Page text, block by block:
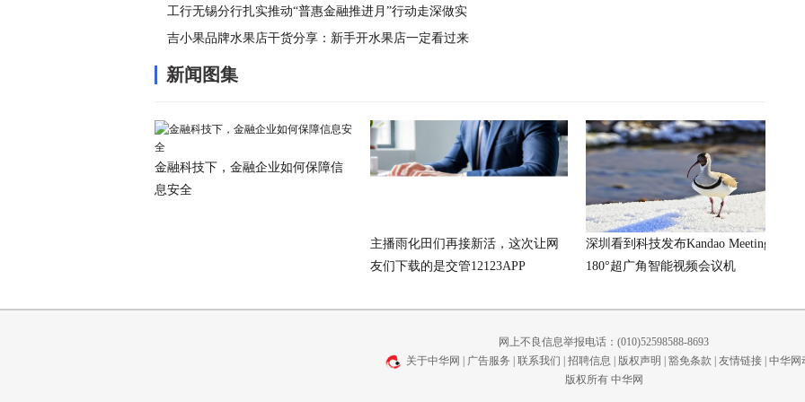
工行无锡分行扎实推动“普惠金融推进月”行动走深做实
吉小果品牌水果店干货分享：新手开水果店一定看过来
新闻图集
金融科技下，金融企业如何保障信
息安全
主播雨化田们再接新活，这次让网
友们下载的是交管12123APP
深圳看到科技发布Kandao Meeting S
180°超广角智能视频会议机
网上不良信息举报电话：(010)52598588-8693
关于中华网
广告服务 联系我们 招聘信息 版权声明 豁免条款 友情链接| 中华网
版权所有 中华网